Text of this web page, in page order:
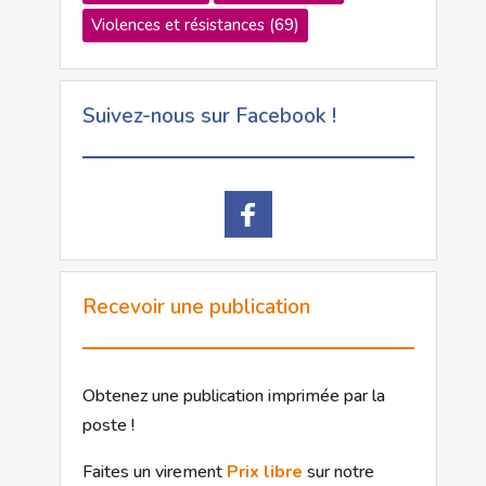
Violences et résistances(69)
Suivez-nous sur Facebook !
Recevoir une publication
Obtenez une publication imprimée par la
poste !
Faites un virement Prix libre sur notre